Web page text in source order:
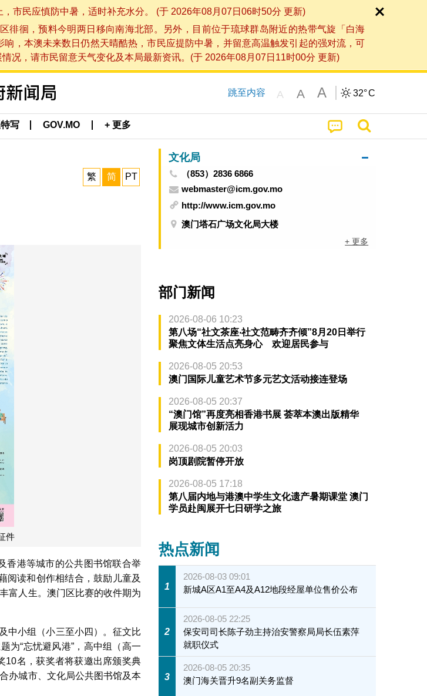
市民应慎防中暑，适时补充水分。 (于 2026年08月07日06时50分 更新)
徊，预料今明两日移向南海北部。另外，目前位于琉球群岛附近的热带气旋「白海
，本澳未来数日仍然天晴酷热，市民应提防中暑，并留意高温触发引起的强对流，可
况，请市民留意天气变化及本局最新资讯。(于 2026年08月07日11时00分 更新)
跳至内容 A A A 32°C
写 GOV.MO + 更多
繁 简 PT
件
香港等城市的公共图书馆联合举
阅读和创作相结合，鼓励儿童及
富人生。澳门区比赛的收件期为
中小组（小三至小四）。征文比
为“忘忧避风港”，高中组（高一
10名，获奖者将获邀出席颁奖典
办城市、文化局公共图书馆及本
文化局
（853）2836 6866
webmaster@icm.gov.mo
http://www.icm.gov.mo
澳门塔石广场文化局大楼
+ 更多
部门新闻
2026-08-06 10:23
第八场“社文茶座‧社文范畴齐齐倾”8月20日举行
聚焦文体生活点亮身心 欢迎居民参与
2026-08-05 20:53
澳门国际儿童艺术节多元艺文活动接连登场
2026-08-05 20:37
“澳门馆”再度亮相香港书展 荟萃本澳出版精华
展现城市创新活力
2026-08-05 20:03
岗顶剧院暂停开放
2026-08-05 17:18
第八届内地与港澳中学生文化遗产暑期课堂 澳门
学员赴闽展开七日研学之旅
热点新闻
1
2026-08-03 09:01
新城A区A1至A4及A12地段经屋单位售价公布
2
2026-08-05 22:25
保安司司长陈子劲主持治安警察局局长伍素萍
就职仪式
3
2026-08-05 20:35
澳门海关晋升9名副关务监督